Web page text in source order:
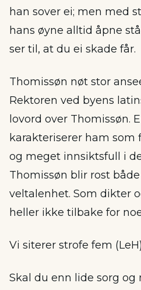
han sover ei; men med
hans øyne alltid åpne
ser til, at du ei skade får.
Thomissøn nøt stor
Rektoren ved byens
lovord over Thomissøn.
karakteriserer ham som
og meget innsiktsfull i
Thomissøn blir rost
veltalenhet. Som dikter
heller ikke tilbake for
Vi siterer strofe fem
Skal du enn lide sorg og